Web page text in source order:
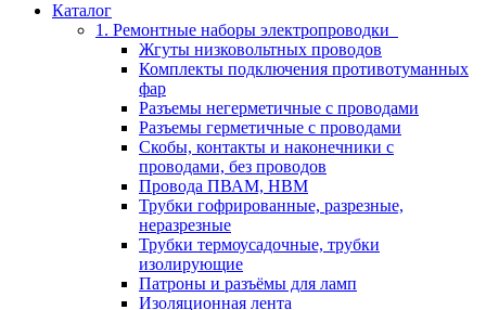
Каталог
1. Ремонтные наборы электропроводки
Жгуты низковольтных проводов
Комплекты подключения противотуманных
фар
Разъемы негерметичные с проводами
Разъемы герметичные с проводами
Скобы, контакты и наконечники с
проводами, без проводов
Провода ПВАМ, НВМ
Трубки гофрированные, разрезные,
неразрезные
Трубки термоусадочные, трубки
изолирующие
Патроны и разъёмы для ламп
Изоляционная лента